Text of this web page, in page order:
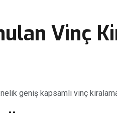
Vinç
geniş kapsamlı vinç